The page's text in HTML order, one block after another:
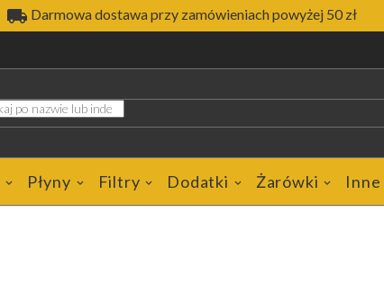
 Darmowa dostawa przy zamówieniach powyżej 50 zł
Płyny Filtry Dodatki Żarówki